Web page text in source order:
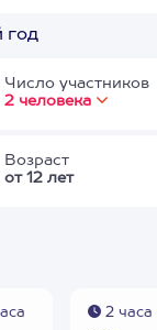
год
Число участников
2 человека
Возраст
от 12 лет
2 часа